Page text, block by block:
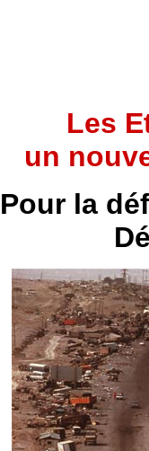
Les
un
Pour la